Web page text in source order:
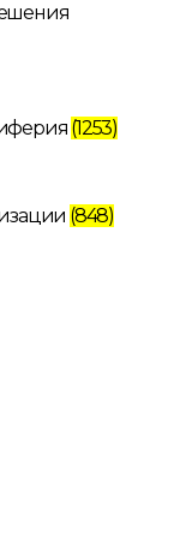
(1253)
(848)